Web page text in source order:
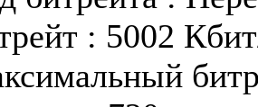
: 5002